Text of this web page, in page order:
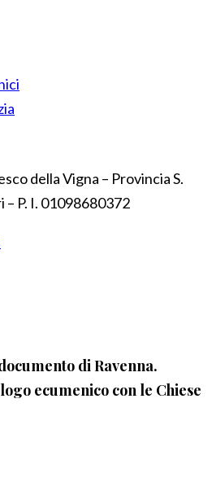
della Vigna – Provincia S.
P. I. 01098680372
di Ravenna.
ecumenico con le Chiese